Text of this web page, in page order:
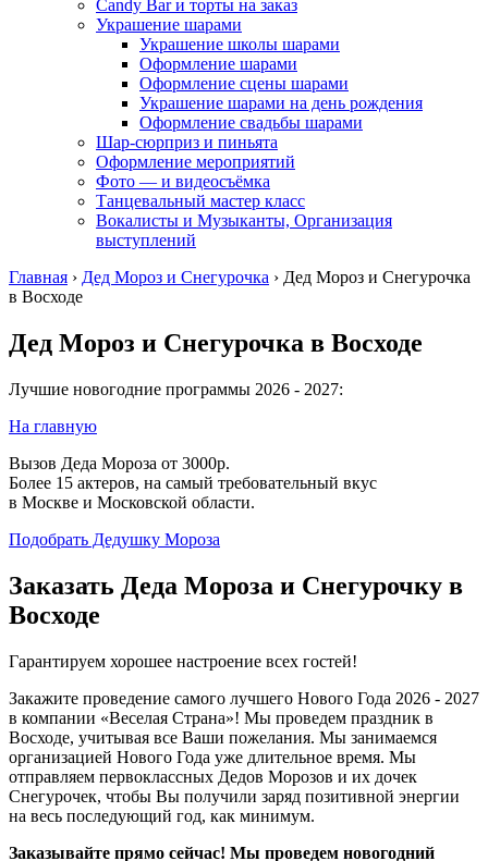
Candy Bar и торты на заказ
Украшение шарами
Украшение школы шарами
Оформление шарами
Оформление сцены шарами
Украшение шарами на день рождения
Оформление свадьбы шарами
Шар-сюрприз и пиньята
Оформление мероприятий
Фото — и видеосъёмка
Танцевальный мастер класс
Вокалисты и Музыканты, Организация
выступлений
Главная › Дед Мороз и Снегурочка › Дед Мороз и Снегурочка
в Восходе
Дед Мороз и Снегурочка в Восходе
Лучшие новогодние программы 2026 - 2027:
На главную
Вызов Деда Мороза от 3000р.
Более 15 актеров, на самый требовательный вкус
в Москве и Московской области.
Подобрать Дедушку Мороза
Заказать Деда Мороза и Снегурочку в
Восходе
Гарантируем хорошее настроение всех гостей!
Закажите проведение самого лучшего Нового Года 2026 - 2027
в компании «Веселая Страна»! Мы проведем праздник в
Восходе, учитывая все Ваши пожелания. Мы занимаемся
организацией Нового Года уже длительное время. Мы
отправляем первоклассных Дедов Морозов и их дочек
Снегурочек, чтобы Вы получили заряд позитивной энергии
на весь последующий год, как минимум.
Заказывайте прямо сейчас! Мы проведем новогодний